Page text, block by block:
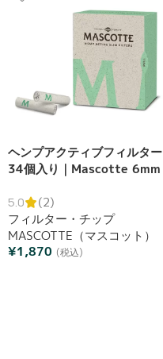
ヘンプアクティブフィルター
34個入り｜Mascotte 6mm
5.0
(2)
フィルター・チップ
MASCOTTE（マスコット）
¥1,870 (税込)